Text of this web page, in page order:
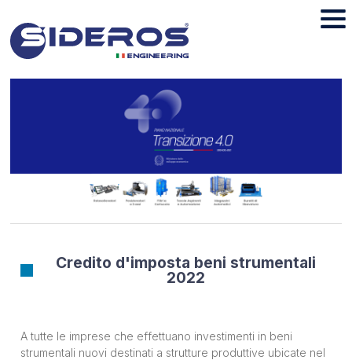
Credito d'imposta beni strumentali
2022
A tutte le imprese che effettuano investimenti in beni
strumentali nuovi destinati a strutture produttive ubicate nel